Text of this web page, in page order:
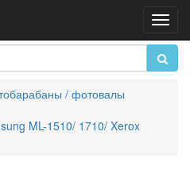
/ фотовалы
ML-1510/ 1710/ Xerox